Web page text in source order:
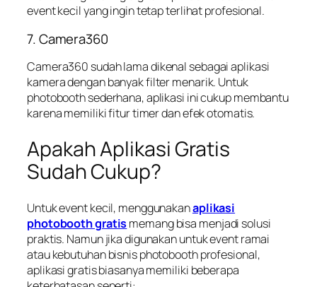
event kecil yang ingin tetap terlihat profesional.
7. Camera360
Camera360 sudah lama dikenal sebagai aplikasi
kamera dengan banyak filter menarik. Untuk
photobooth sederhana, aplikasi ini cukup membantu
karena memiliki fitur timer dan efek otomatis.
Apakah Aplikasi Gratis
Sudah Cukup?
Untuk event kecil, menggunakanaplikasi
photobooth gratismemang bisa menjadi solusi
praktis. Namun jika digunakan untuk event ramai
atau kebutuhan bisnis photobooth profesional,
aplikasi gratis biasanya memiliki beberapa